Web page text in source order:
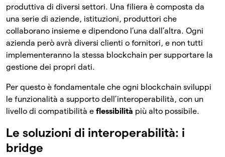
produttiva di diversi settori. Una filiera è composta da
una serie di aziende, istituzioni, produttori che
collaborano insieme e dipendono l’una dall’altra. Ogni
azienda però avrà diversi clienti o fornitori, e non tutti
implementeranno la stessa blockchain per supportare la
gestione dei propri dati.
Per questo è fondamentale che ogni blockchain sviluppi
le funzionalità a supporto dell’interoperabilità, con un
livello di compatibilità e flessibilità più alto possibile.
Le soluzioni di interoperabilità: i
bridge